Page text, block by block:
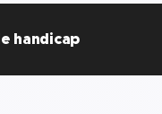
handicap